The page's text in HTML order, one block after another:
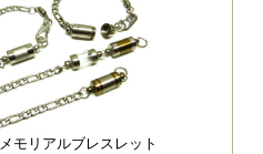
メモリアルブレスレット